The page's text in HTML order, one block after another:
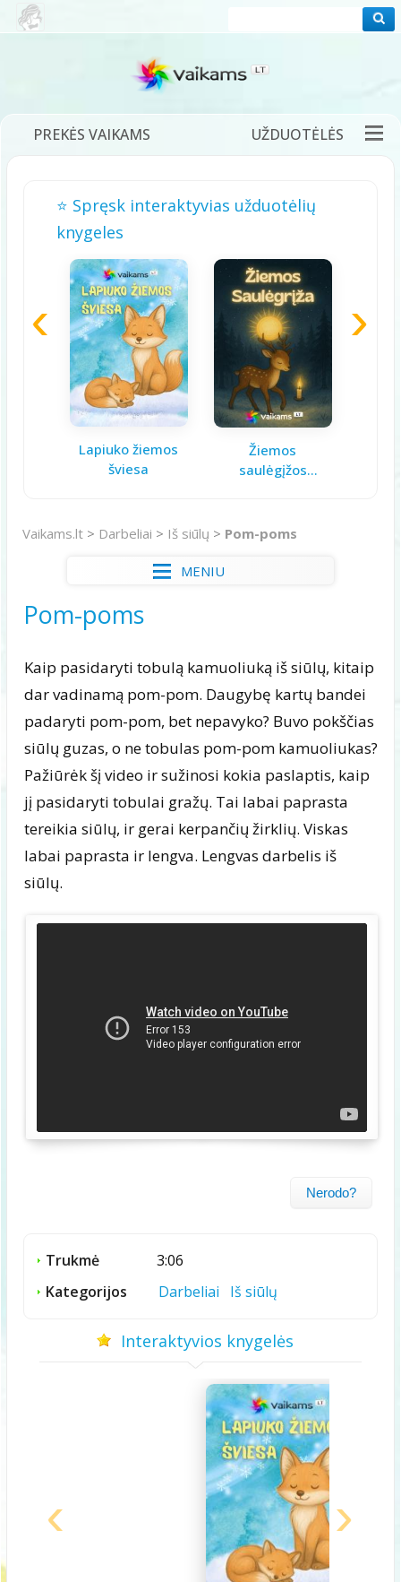
PREKĖS VAIKAMS UŽDUOTĖLĖS
DĖLIONĖS ŽAIDIMAI DAINELĖS
TĖVAMS
⭐ Spręsk interaktyvias užduotėlių
knygeles
Lapiuko žiemos
šviesa
Žiemos
saulėgįžos
Vaikams.lt > Darbeliai > Iš siūlų > Pom-poms
MENIU
Pom-poms
Kaip pasidaryti tobulą kamuoliuką iš siūlų, kitaip
dar vadinamą pom-pom. Daugybę kartų bandei
padaryti pom-pom, bet nepavyko? Buvo pokščias
siūlų guzas, o ne tobulas pom-pom kamuoliukas?
Pažiūrėk šį video ir sužinosi kokia paslaptis, kaip
jį pasidaryti tobulai gražų. Tai labai paprasta
tereikia siūlų, ir gerai kerpančių žirklių. Viskas
labai paprasta ir lengva. Lengvas darbelis iš
siūlų.
Nerodo?
Trukmė
3:06
Kategorijos
Darbeliai Iš siūlų
Interaktyvios knygelės